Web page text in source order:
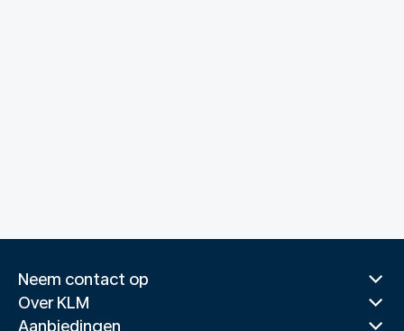
Neem contact op
Over KLM
Aanbiedingen